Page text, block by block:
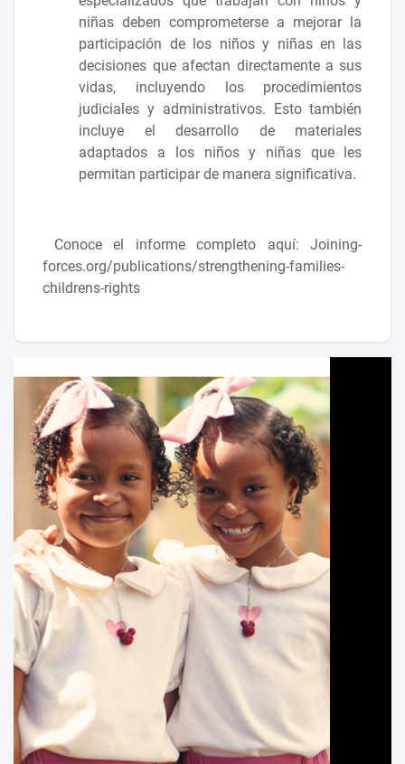
niñas deben comprometerse a mejorar la
participación de los niños y niñas en las
decisiones que afectan directamente a sus
vidas, incluyendo los procedimientos
judiciales y administrativos. Esto también
incluye el desarrollo de materiales
adaptados a los niños y niñas que les
permitan participar de manera significativa.
Conoce el informe completo aquí: Joining-
forces.org/publications/strengthening-families-
childrens-rights